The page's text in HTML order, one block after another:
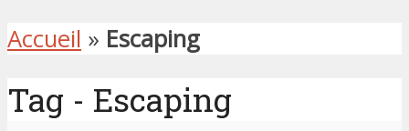
Accueil » Escaping
Tag - Escaping